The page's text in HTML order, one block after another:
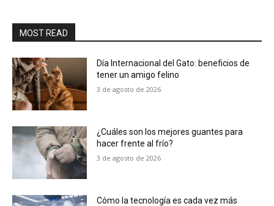
MOST READ
Día Internacional del Gato: beneficios de
tener un amigo felino
3 de agosto de 2026
¿Cuáles son los mejores guantes para
hacer frente al frío?
3 de agosto de 2026
Cómo la tecnología es cada vez más